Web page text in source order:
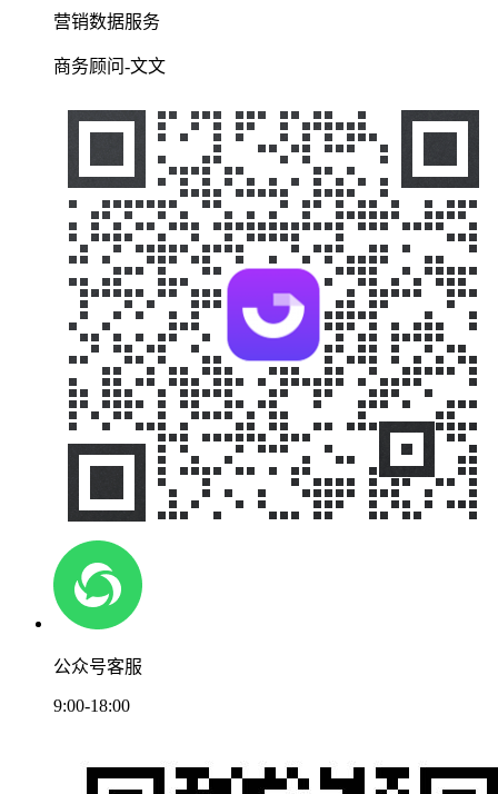
营销数据服务
商务顾问-文文
公众号客服
9:00-18:00